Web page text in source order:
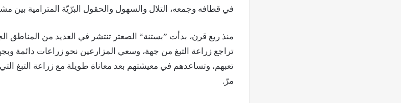
في قطافه وجمعه، التلال والسهول والحقول البرّيّة المترامية بين
منذ ربع قرن، بدأت ”بستنة“ الصعتر تنتشر في العديد من المناطق
تراجع زراعة التبغ من جهة، وسعي المزارعين نحو زراعات دائمة
تعبهم، وتساعدهم في معيشتهم بعد معاناة طويلة مع زراعة التبغ
مرّ.